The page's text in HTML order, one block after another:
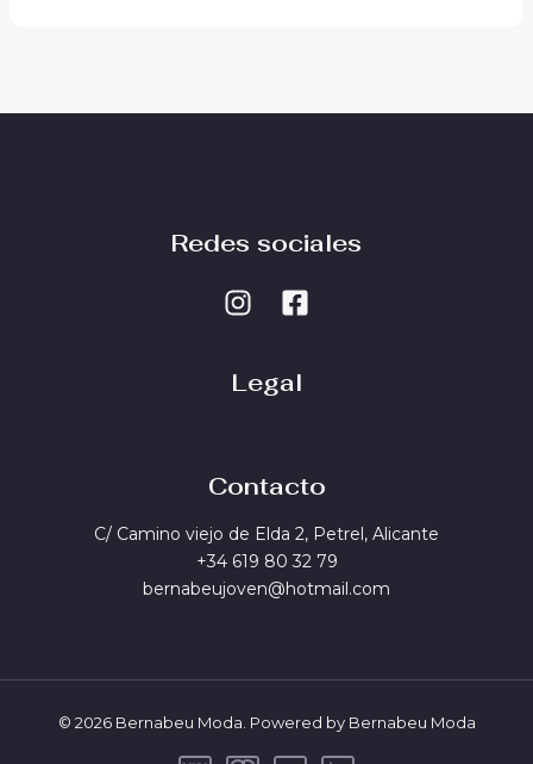
Redes sociales
Legal
Contacto
C/ Camino viejo de Elda 2, Petrel, Alicante
+34 619 80 32 79
bernabeujoven@hotmail.com
© 2026 Bernabeu Moda. Powered by Bernabeu Moda